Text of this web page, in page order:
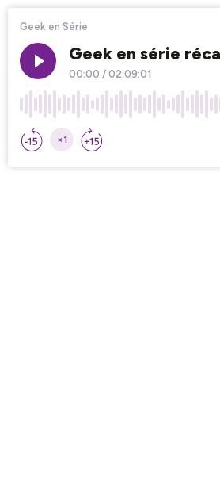
Geek en Série
Geek en série
00:00 / 02:09:01
×1